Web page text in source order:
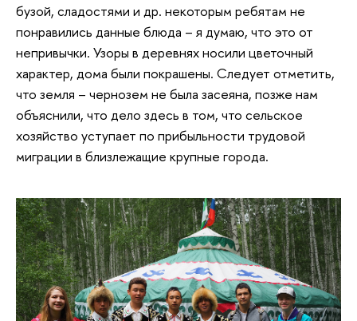
бузой, сладостями и др. некоторым ребятам не
понравились данные блюда – я думаю, что это от
непривычки. Узоры в деревнях носили цветочный
характер, дома были покрашены. Следует отметить,
что земля – чернозем не была засеяна, позже нам
объяснили, что дело здесь в том, что сельское
хозяйство уступает по прибыльности трудовой
миграции в близлежащие крупные города.